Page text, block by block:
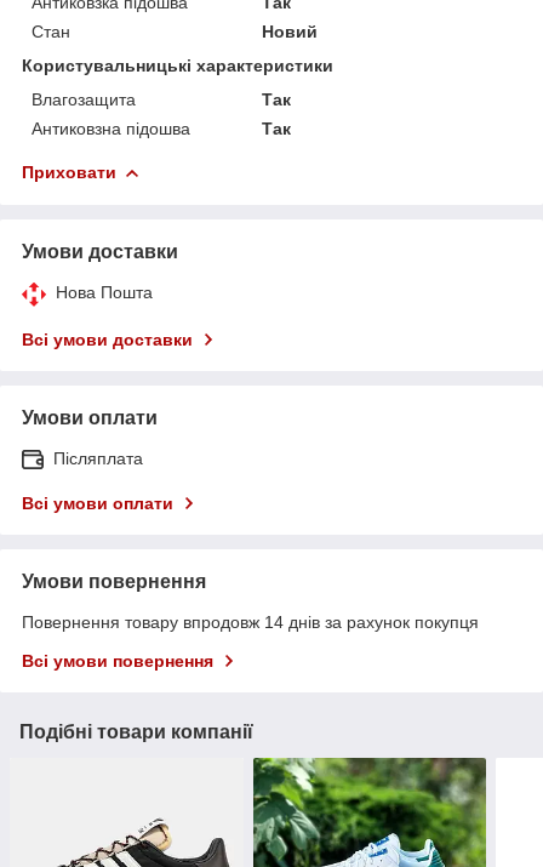
Стан
Новий
Користувальницькі характеристики
Влагозащита
Так
Антиковзна підошва
Так
Приховати
Умови доставки
Нова Пошта
Всі умови доставки
Умови оплати
Післяплата
Всі умови оплати
Умови повернення
Повернення товару впродовж 14 днів за рахунок покупця
Всі умови повернення
Подібні товари компанії